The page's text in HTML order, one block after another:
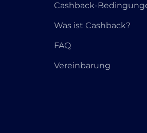
Cashback-
Was ist Cashback?
FAQ
Vereinbarung